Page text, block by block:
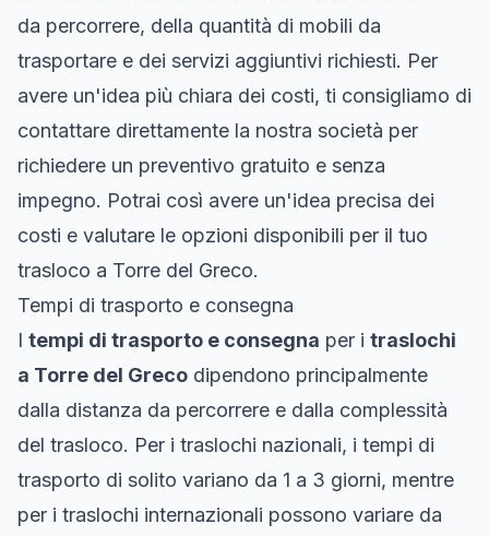
da percorrere, della quantità di mobili da
trasportare e dei servizi aggiuntivi richiesti. Per
avere un'idea più chiara dei costi, ti consigliamo di
contattare direttamente la nostra società per
richiedere un preventivo gratuito e senza
impegno. Potrai così avere un'idea precisa dei
costi e valutare le opzioni disponibili per il tuo
trasloco a Torre del Greco.
Tempi di trasporto e consegna
I tempi di trasporto e consegna per i traslochi
a Torre del Greco dipendono principalmente
dalla distanza da percorrere e dalla complessità
del trasloco. Per i traslochi nazionali, i tempi di
trasporto di solito variano da 1 a 3 giorni, mentre
per i traslochi internazionali possono variare da